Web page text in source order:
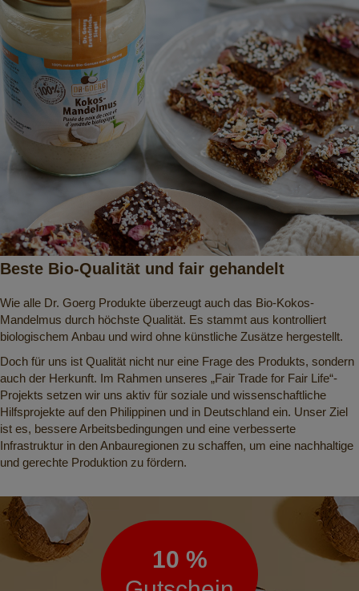
Beste Bio-Qualität und fair gehandelt
Wie alle Dr. Goerg Produkte überzeugt auch das Bio-Kokos-
Mandelmus durch höchste Qualität. Es stammt aus kontrolliert
biologischem Anbau und wird ohne künstliche Zusätze hergestellt.
Doch für uns ist Qualität nicht nur eine Frage des Produkts, sondern
auch der Herkunft. Im Rahmen unseres „Fair Trade for Fair Life“-
Projekts setzen wir uns aktiv für soziale und wissenschaftliche
Hilfsprojekte auf den Philippinen und in Deutschland ein. Unser Ziel
ist es, bessere Arbeitsbedingungen und eine verbesserte
Infrastruktur in den Anbauregionen zu schaffen, um eine nachhaltige
und gerechte Produktion zu fördern.
Newsletter
10 %